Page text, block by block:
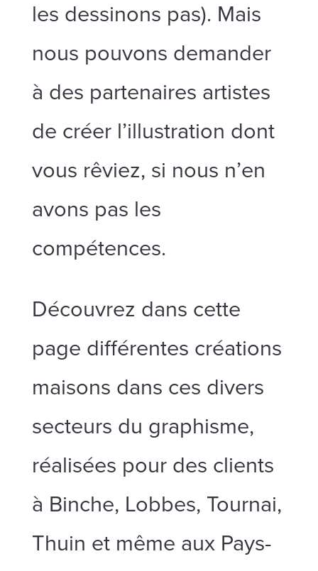
les dessinons pas). Mais
nous pouvons demander
à des partenaires artistes
de créer l’illustration dont
vous rêviez, si nous n’en
avons pas les
compétences.
Découvrez dans cette
page différentes créations
maisons dans ces divers
secteurs du graphisme,
réalisées pour des clients
à Binche, Lobbes, Tournai,
Thuin et même aux Pays-